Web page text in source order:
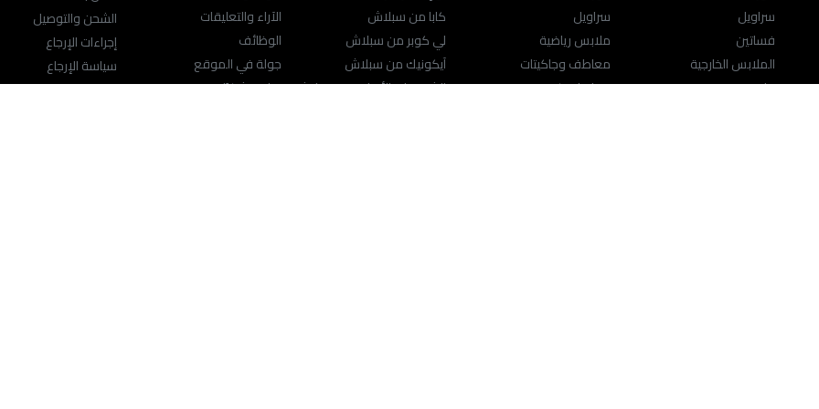
سراويل
فساتين
الملابس الخارجية
ملابس نوم
سراويل
ملابس رياضية
معاطف وجاكيتات
مقاسات كبيرة
كابا من سبلاش
لي كوبر من سبلاش
آيكونيك من سبلاش
الشخصيات الأصلية من سبلاش
الآراء والتعليقات
الوظائف
جولة في الموقع
برنامج شكرًا
الشحن والتوصيل
إجراءات الإرجاع
سياسة الإرجاع
مركز المساعدة